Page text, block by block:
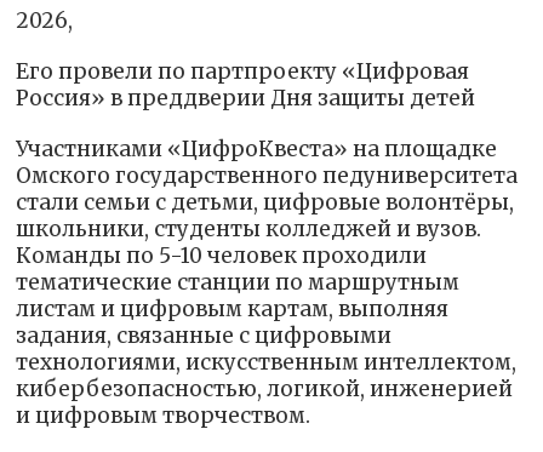
2026,
Его провели по партпроекту «Цифровая
Россия» в преддверии Дня защиты детей
Участниками «ЦифроКвеста» на площадке
Омского государственного педуниверситета
стали семьи с детьми, цифровые волонтёры,
школьники, студенты колледжей и вузов.
Команды по 5-10 человек проходили
тематические станции по маршрутным
листам и цифровым картам, выполняя
задания, связанные с цифровыми
технологиями, искусственным интеллектом,
кибербезопасностью, логикой, инженерией
и цифровым творчеством.